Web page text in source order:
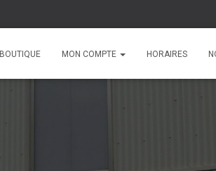
BOUTIQUE MON COMPTE HORAIRES